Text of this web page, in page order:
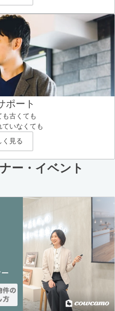
ポート
も古くても
ていなくても
く見る
ー・イベント